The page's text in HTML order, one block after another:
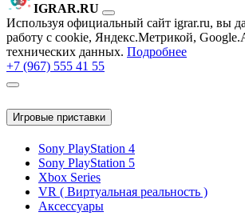
IGRAR.RU
Используя официальный сайт igrar.ru, вы
работу с cookie, Яндекс.Метрикой,
технических данных. Подробнее
+7 (967) 555 41 55
Игровые приставки
Sony PlayStation 4
Sony PlayStation 5
Xbox Series
VR ( Виртуальная реальность )
Аксессуары